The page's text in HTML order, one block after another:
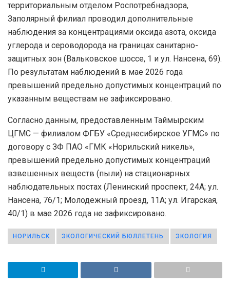
территориальным отделом Роспотребнадзора,
Заполярный филиал проводил дополнительные
наблюдения за концентрациями оксида азота, оксида
углерода и сероводорода на границах санитарно-
защитных зон (Вальковское шоссе, 1 и ул. Нансена, 69).
По результатам наблюдений в мае 2026 года
превышений предельно допустимых концентраций по
указанным веществам не зафиксировано.
Согласно данным, предоставленным Таймырским
ЦГМС — филиалом ФГБУ «Среднесибирское УГМС» по
договору с ЗФ ПАО «ГМК «Норильский никель»,
превышений предельно допустимых концентраций
взвешенных веществ (пыли) на стационарных
наблюдательных постах (Ленинский проспект, 24А; ул.
Нансена, 76/1; Молодежный проезд, 11А; ул. Игарская,
40/1) в мае 2026 года не зафиксировано.
НОРИЛЬСК ЭКОЛОГИЧЕСКИЙ БЮЛЛЕТЕНЬ ЭКОЛОГИЯ